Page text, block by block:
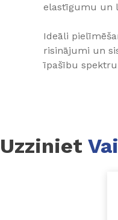
elastīgumu un
Ideāli
risinājumi un
īpašību
Uzziniet